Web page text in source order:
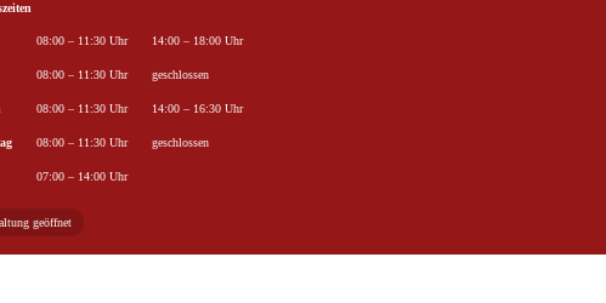
Öffnungszeiten Vormittag Öffnungszeiten Nachmittag
08:00 – 11:30 Uhr 14:00 – 18:00 Uhr
08:00 – 11:30 Uhr geschlossen
08:00 – 11:30 Uhr 14:00 – 16:30 Uhr
08:00 – 11:30 Uhr geschlossen
07:00 – 14:00 Uhr
geöffnet